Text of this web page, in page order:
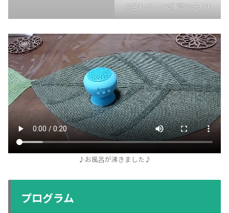
具合もグラフで確認できます
♪お風呂が沸きました♪
プログラム